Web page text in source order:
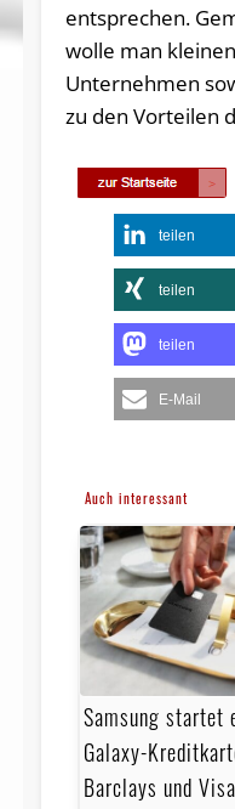
entsprechen.
wolle man
Unternehmen
zu den Vorteilen
teilen
teilen
teilen
E-Mail
Auch interessant
Samsung startet
Galaxy-
Barclays und Visa